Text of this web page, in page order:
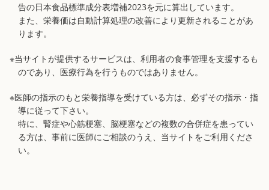
告の日本食品標準成分表増補2023を元に算出しています。
また、栄養価は自動計算処理の改善により更新されることがあ
ります。
※当サイトが提供するサービスは、利用者の食事管理を支援するも
のであり、医療行為を行うものではありません。
※医師の指示のもと栄養指導を受けている方は、必ずその指示・指
導に従って下さい。
特に、腎症や心筋梗塞、脳梗塞などの複数の合併症を患ってい
る方は、事前に医師にご相談のうえ、当サイトをご利用くださ
い。